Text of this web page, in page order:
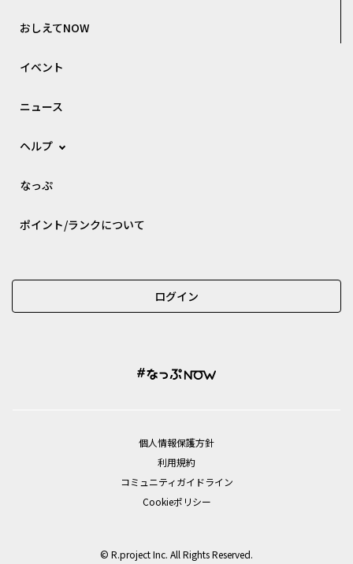
おしえてNOW
イベント
ニュース
ヘルプ
なっぷ
ポイント/ランクについて
ログイン
個⼈情報保護⽅針
利用規約
コミュニティガイドライン
Cookieポリシー
© R.project Inc. All Rights Reserved.